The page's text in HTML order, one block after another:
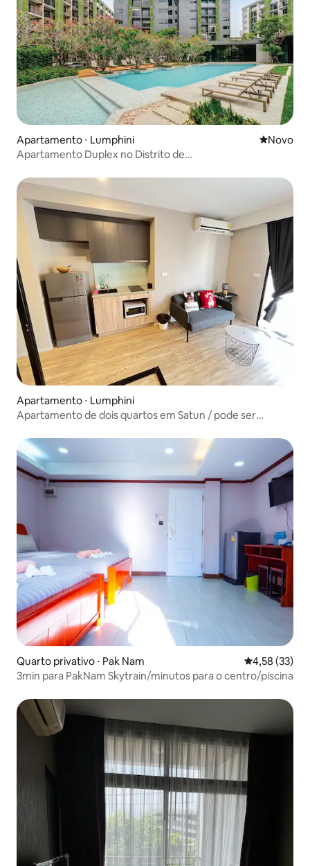
Apartamento ⋅ Lumphini Novo
Novo
Apartamento Duplex no Distrito de
Apartamento ⋅ Lumphini
Apartamento de dois quartos em Satun / pode ser
Quarto privativo ⋅ Pak Nam 4,58 de uma
4,58 (33)
3min para PakNam Skytrain/minutos para o centro/piscina